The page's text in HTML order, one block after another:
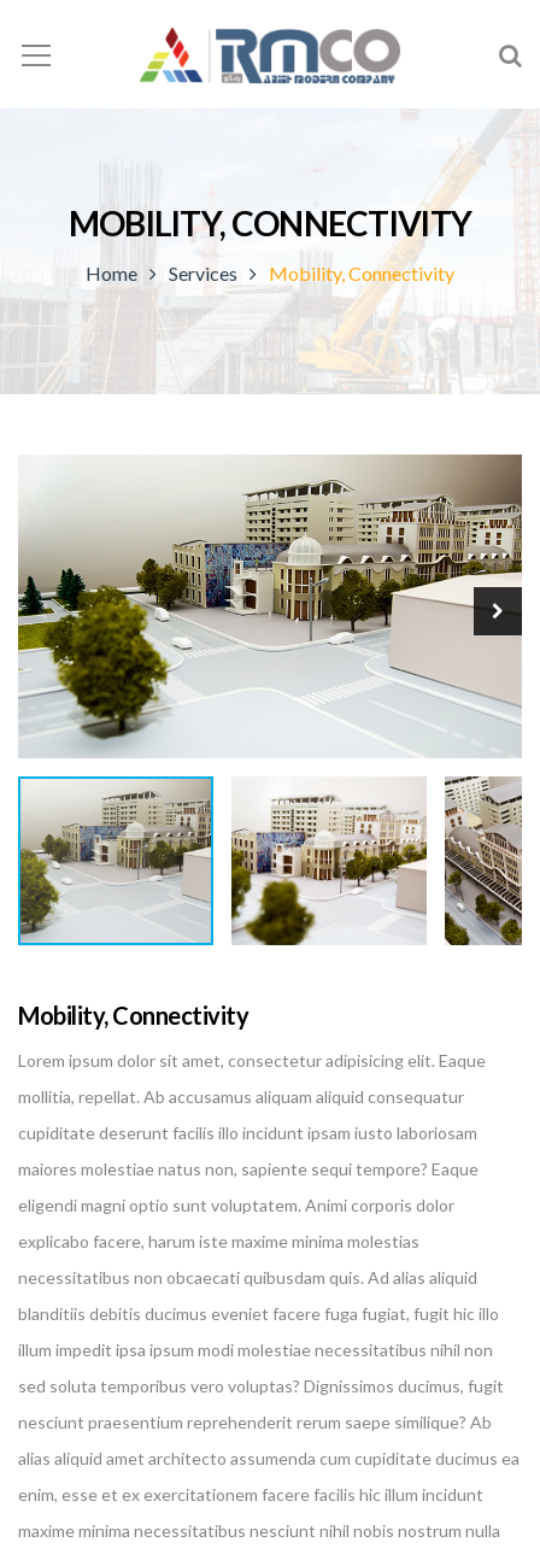
MOBILITY, CONNECTIVITY
Home Services Mobility, Connectivity
Mobility, Connectivity
Lorem ipsum dolor sit amet, consectetur adipisicing elit. Eaque
mollitia, repellat. Ab accusamus aliquam aliquid consequatur
cupiditate deserunt facilis illo incidunt ipsam iusto laboriosam
maiores molestiae natus non, sapiente sequi tempore? Eaque
eligendi magni optio sunt voluptatem. Animi corporis dolor
explicabo facere, harum iste maxime minima molestias
necessitatibus non obcaecati quibusdam quis. Ad alias aliquid
blanditiis debitis ducimus eveniet facere fuga fugiat, fugit hic illo
illum impedit ipsa ipsum modi molestiae necessitatibus nihil non
sed soluta temporibus vero voluptas? Dignissimos ducimus, fugit
nesciunt praesentium reprehenderit rerum saepe similique? Ab
alias aliquid amet architecto assumenda cum cupiditate ducimus ea
enim, esse et ex exercitationem facere facilis hic illum incidunt
maxime minima necessitatibus nesciunt nihil nobis nostrum nulla